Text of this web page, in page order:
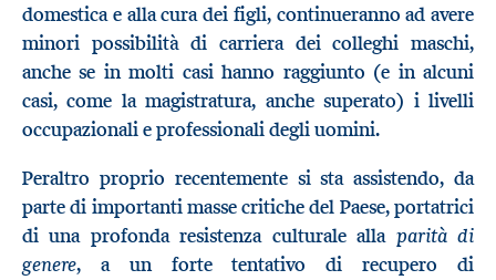
domestica e alla cura dei figli, continueranno ad avere
minori possibilità di carriera dei colleghi maschi,
anche se in molti casi hanno raggiunto (e in alcuni
casi, come la magistratura, anche superato) i livelli
occupazionali e professionali degli uomini.
Peraltro proprio recentemente si sta assistendo, da
parte di importanti masse critiche del Paese, portatrici
di una profonda resistenza culturale alla parità di
genere, a un forte tentativo di recupero di